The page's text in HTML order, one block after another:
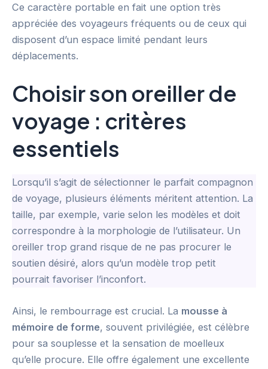
Ce caractère portable en fait une option très
appréciée des voyageurs fréquents ou de ceux qui
disposent d’un espace limité pendant leurs
déplacements.
Choisir son oreiller de
voyage : critères
essentiels
Lorsqu’il s’agit de sélectionner le parfait compagnon
de voyage, plusieurs éléments méritent attention. La
taille, par exemple, varie selon les modèles et doit
correspondre à la morphologie de l’utilisateur. Un
oreiller trop grand risque de ne pas procurer le
soutien désiré, alors qu’un modèle trop petit
pourrait favoriser l’inconfort.
Ainsi, le rembourrage est crucial. La mousse à
mémoire de forme, souvent privilégiée, est célèbre
pour sa souplesse et la sensation de moelleux
qu’elle procure. Elle offre également une excellente